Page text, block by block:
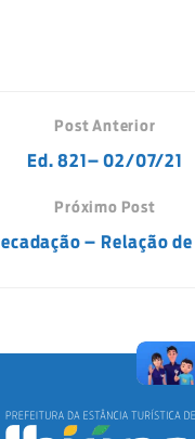
Post Anterior
Ed. 821– 02/07/21
Próximo Post
– Relação de